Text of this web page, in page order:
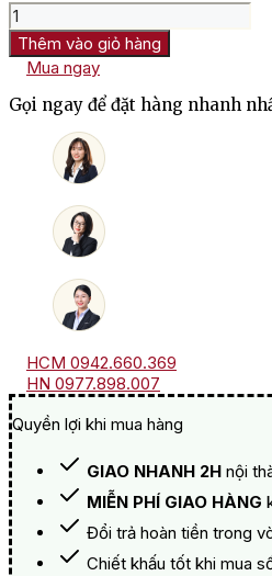
Rượu
Vodka
Ice
Kube
Original
số
Thêm vào giỏ hàng
Mua ngay
Gọi ngay để đặt hàng nhanh
HCM 0942.660.369
HN 0977.898.007
Quyền lợi khi mua hàng
GIAO NHANH 2H nội
MIỄN PHÍ GIAO HÀNG
Đổi trả hoàn tiền trong
Chiết khấu tốt khi mua